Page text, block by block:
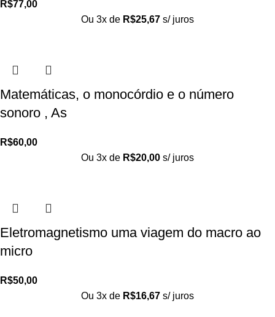
R$77,00
Ou 3x de R$25,67 s/ juros
Matemáticas, o monocórdio e o número
sonoro , As
R$60,00
Ou 3x de R$20,00 s/ juros
Eletromagnetismo uma viagem do macro ao
micro
R$50,00
Ou 3x de R$16,67 s/ juros